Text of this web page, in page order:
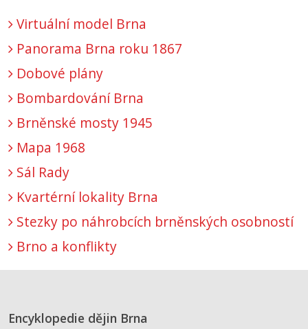
Virtuální model Brna
Panorama Brna roku 1867
Dobové plány
Bombardování Brna
Brněnské mosty 1945
Mapa 1968
Sál Rady
Kvartérní lokality Brna
Stezky po náhrobcích brněnských osobností
Brno a konflikty
Encyklopedie dějin Brna